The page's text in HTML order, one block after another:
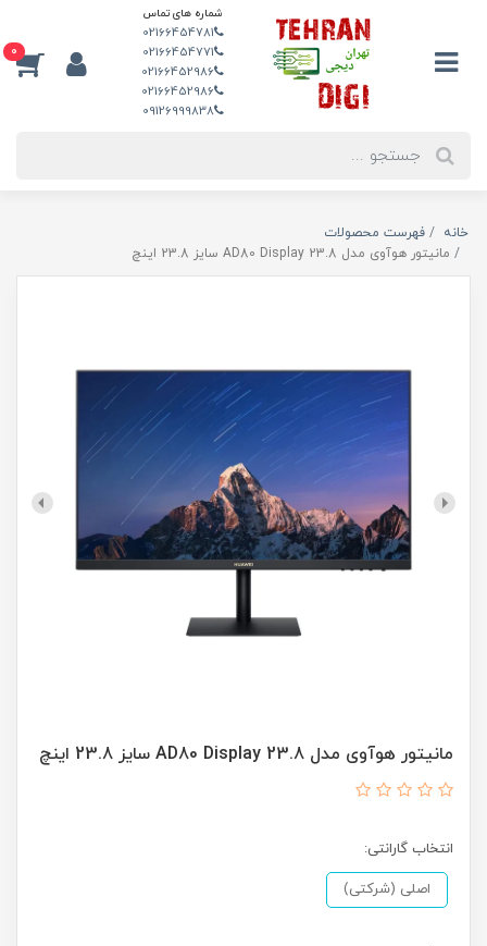
شماره های تماس
02166454781
02166454771
02166452986
02166452986
09126999838
0
خانه
فهرست محصولات
مانیتور هوآوی مدل AD80 Display 23.8 سایز 23.8 اینچ
مانیتور هوآوی مدل AD80 Display 23.8 سایز 23.8 اینچ
انتخاب گارانتی:
اصلی (‌شرکتی)